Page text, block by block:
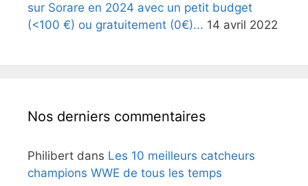
sur Sorare en 2024 avec un petit budget
(<100 €) ou gratuitement (0€)... 14 avril 2022
Nos derniers commentaires
Philibert dans Les 10 meilleurs catcheurs
champions WWE de tous les temps